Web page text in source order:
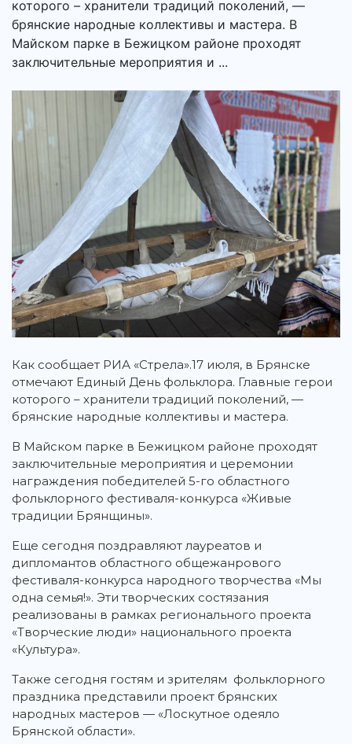
которого – хранители традиций поколений, —
брянские народные коллективы и мастера. В
Майском парке в Бежицком районе проходят
заключительные мероприятия и ...
Как сообщает РИА «Стрела».17 июля, в Брянске
отмечают Единый День фольклора. Главные герои
которого – хранители традиций поколений, —
брянские народные коллективы и мастера.
В Майском парке в Бежицком районе проходят
заключительные мероприятия и церемонии
награждения победителей 5-го областного
фольклорного фестиваля-конкурса «Живые
традиции Брянщины».
Еще сегодня поздравляют лауреатов и
дипломантов областного общежанрового
фестиваля-конкурса народного творчества «Мы
одна семья!». Эти творческих состязания
реализованы в рамках регионального проекта
«Творческие люди» национального проекта
«Культура».
Также сегодня гостям и зрителям фольклорного
праздника представили проект брянских
народных мастеров — «Лоскутное одеяло
Брянской области».